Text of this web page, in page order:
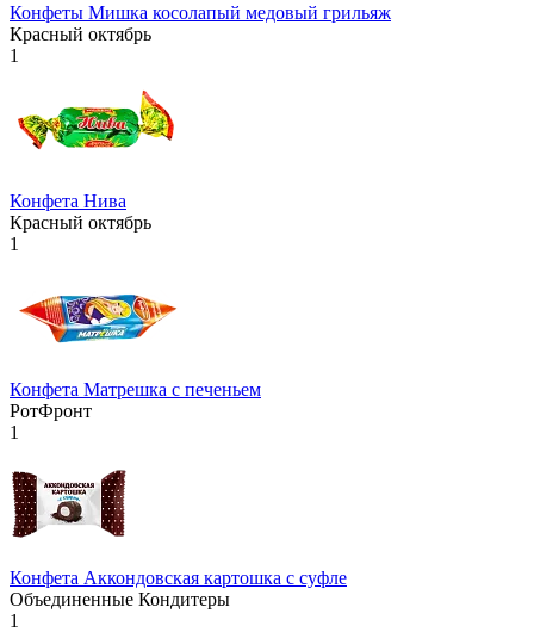
Конфеты Мишка косолапый медовый грильяж
Красный октябрь
1
Конфета Нива
Красный октябрь
1
Конфета Матрешка с печеньем
РотФронт
1
Конфета Аккондовская картошка с суфле
Объединенные Кондитеры
1